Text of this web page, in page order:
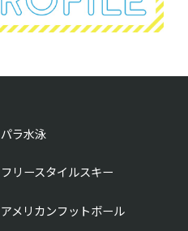
パラ水泳
フリースタイルスキー
アメリカンフットボール